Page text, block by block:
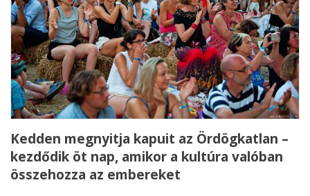
Kedden megnyitja kapuit az Ördögkatlan –
kezdődik öt nap, amikor a kultúra valóban
összehozza az embereket